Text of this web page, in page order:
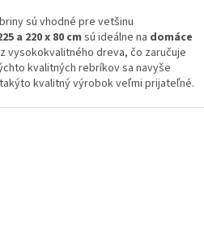
sú vhodné pre vetšinu
a 220 x 80 cm sú ideálne na domáce
vysokokvalitného dreva, čo zaručuje
kvalitných rebríkov sa navyše
takýto kvalitný výrobok veľmi prijateľné.